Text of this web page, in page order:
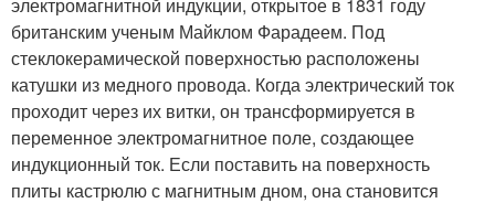
британским ученым Майклом Фарадеем. Под
стеклокерамической поверхностью расположены
катушки из медного провода. Когда электрический ток
проходит через их витки, он трансформируется в
переменное электромагнитное поле, создающее
индукционный ток. Если поставить на поверхность
плиты кастрюлю с магнитным дном, она становится